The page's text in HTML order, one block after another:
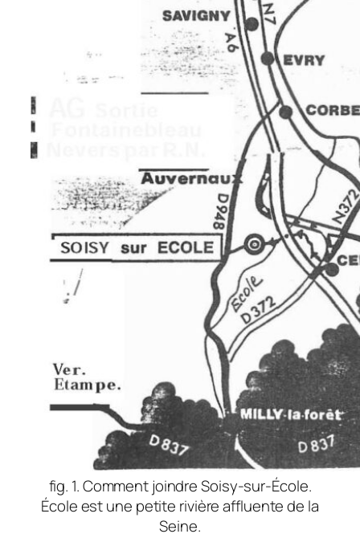
fig. 1. Comment joindre Soisy-sur-École.
École est une petite rivière affluente de la
Seine.